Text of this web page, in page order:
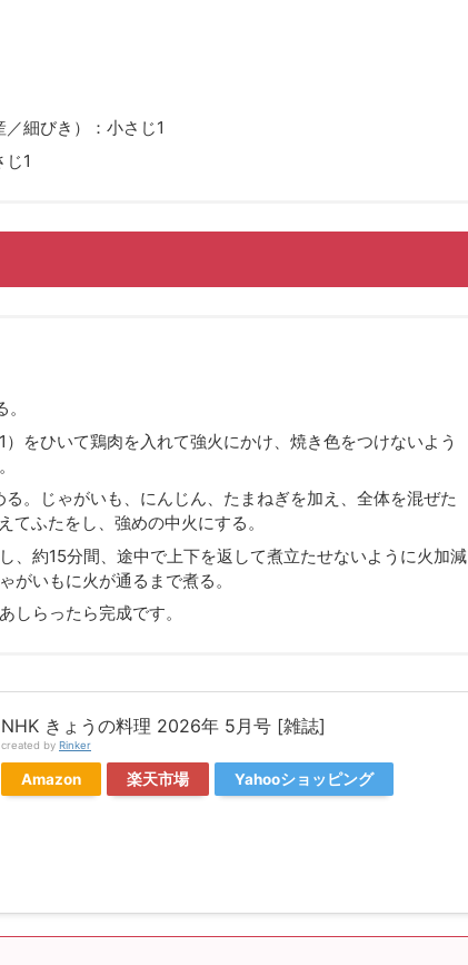
細びき）：小さじ1
1
をひいて鶏肉を入れて強火にかけ、焼き色をつけないよう
る。じゃがいも、にんじん、たまねぎを加え、全体を混ぜた
てふたをし、強めの中火にする。
、約15分間、途中で上下を返して煮立たせないように火加減
がいもに火が通るまで煮る。
しらったら完成です。
NHK きょうの料理 2026年 5月号 [雑誌]
created by Rinker
Amazon 楽天市場 Yahooショッピング